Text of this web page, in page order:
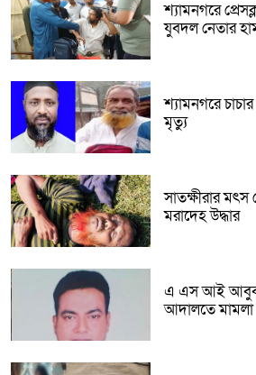
শ্যামনগরে
যুবদল নেতার
শ্যামনগরে
মৃত্যু
সাতক্ষীরার মৎস
মরাদেহ উদ্ধার
এ এস আই
আদালতে মামলা